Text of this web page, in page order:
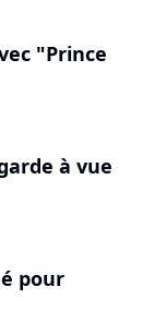
"Prince
à vue
pour